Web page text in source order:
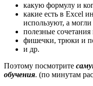
какую формулу и
какие есть в Excel
используют, а
полезные
фишечки, трюки и
и др.
Поэтому посмотрите
обучения. (по минутам